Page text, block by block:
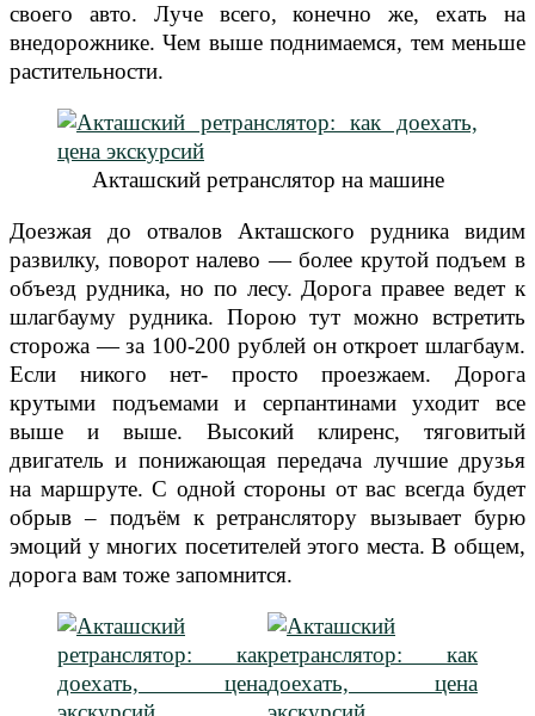
своего авто. Луче всего, конечно же, ехать на
внедорожнике. Чем выше поднимаемся, тем меньше
растительности.
Акташский ретранслятор на машине
Доезжая до отвалов Акташского рудника видим
развилку, поворот налево — более крутой подъем в
объезд рудника, но по лесу. Дорога правее ведет к
шлагбауму рудника. Порою тут можно встретить
сторожа — за 100-200 рублей он откроет шлагбаум.
Если никого нет- просто проезжаем. Дорога
крутыми подъемами и серпантинами уходит все
выше и выше. Высокий клиренс, тяговитый
двигатель и понижающая передача лучшие друзья
на маршруте. С одной стороны от вас всегда будет
обрыв – подъём к ретранслятору вызывает бурю
эмоций у многих посетителей этого места. В общем,
дорога вам тоже запомнится.